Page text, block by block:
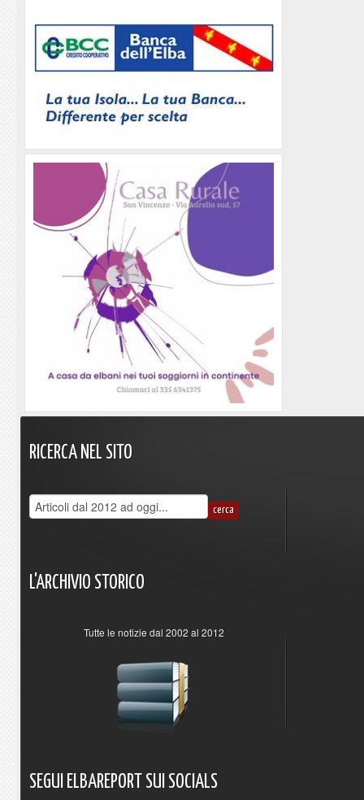
RICERCA NEL SITO
L'ARCHIVIO STORICO
Tutte le notizie dal 2002 al 2012
SEGUI ELBAREPORT SUI SOCIALS